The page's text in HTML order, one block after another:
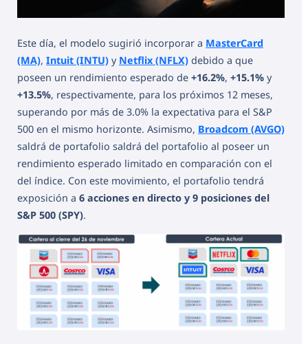
Este día, el modelo sugirió incorporar a MasterCard
(MA), Intuit (INTU) y Netflix (NFLX) debido a que
poseen un rendimiento esperado de +16.2%, +15.1% y
+13.5%, respectivamente, para los próximos 12 meses,
superando por más de 3.0% la expectativa para el S&P
500 en el mismo horizonte. Asimismo, Broadcom (AVGO)
saldrá de portafolio saldrá del portafolio al poseer un
rendimiento esperado limitado en comparación con el
del índice. Con este movimiento, el portafolio tendrá
exposición a 6 acciones en directo y 9 posiciones del
S&P 500 (SPY).